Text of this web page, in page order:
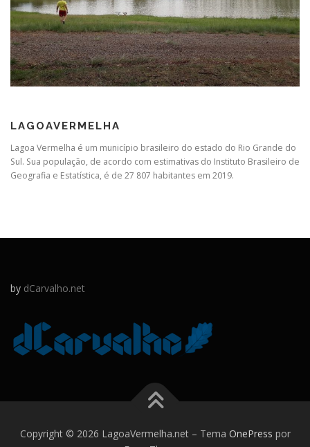
LAGOAVERMELHA
Lagoa Vermelha é um município brasileiro do estado do Rio Grande do
Sul. Sua população, de acordo com estimativas do Instituto Brasileiro de
Geografia e Estatística, é de 27 807 habitantes em 2019.
by dCarvalho.net
Copyright © 2026 LagoaVermelha.net – Tema OnePress por